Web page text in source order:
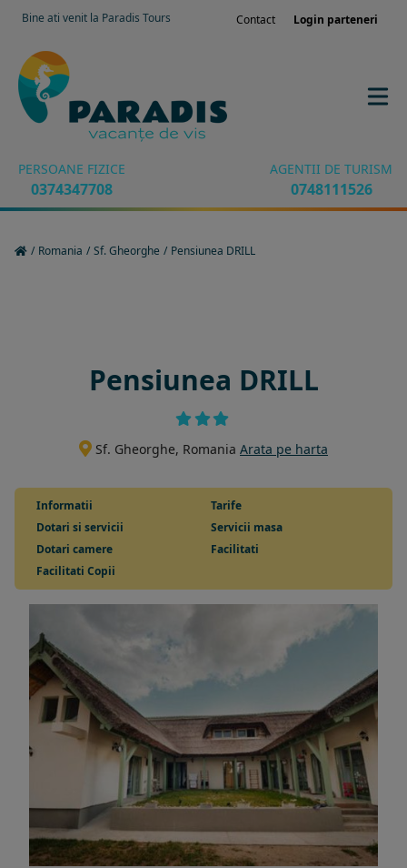
Bine ati venit la Paradis Tours Contact Login parteneri
PERSOANE FIZICE
0374347708
AGENTII DE TURISM
0748111526
/ Romania / Sf. Gheorghe / Pensiunea DRILL
Pensiunea DRILL
Sf. Gheorghe, Romania Arata pe harta
Informatii
Tarife
Dotari si servicii
Servicii masa
Dotari camere
Facilitati
Facilitati Copii